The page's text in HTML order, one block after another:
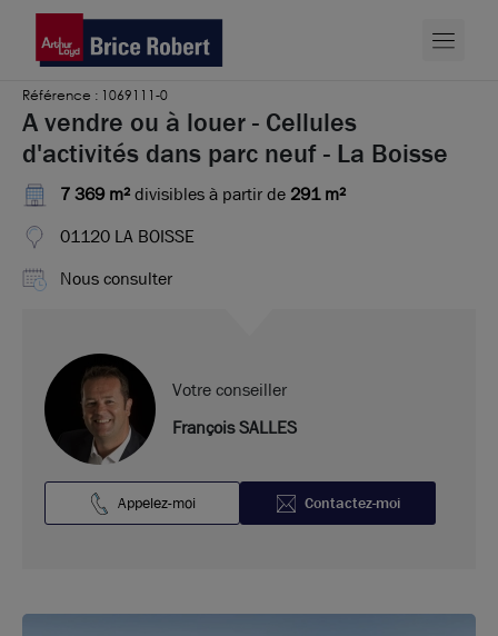
Référence : 1069111-0
A vendre ou à louer - Cellules
d'activités dans parc neuf - La Boisse
7 369 m²divisibles à partir de 291 m²
01120 LA BOISSE
Nous consulter
Votre conseiller
François SALLES
Appelez-moi Contactez-moi